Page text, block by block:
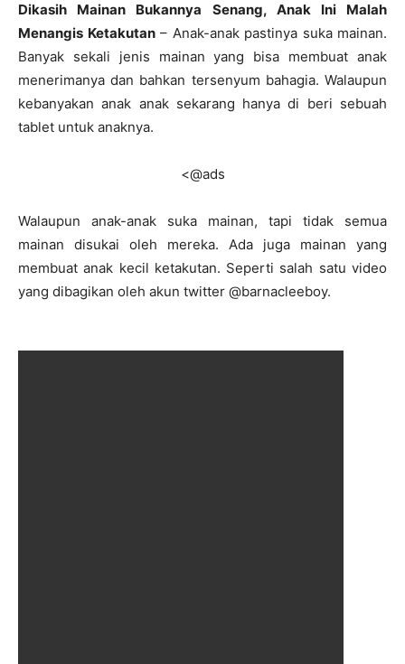
Dikasih Mainan Bukannya Senang, Anak Ini Malah
Menangis Ketakutan– Anak-anak pastinya suka mainan.
Banyak sekali jenis mainan yang bisa membuat anak
menerimanya dan bahkan tersenyum bahagia. Walaupun
kebanyakan anak anak sekarang hanya di beri sebuah
tablet untuk anaknya.
<@ads
Walaupun anak-anak suka mainan, tapi tidak semua
mainan disukai oleh mereka. Ada juga mainan yang
membuat anak kecil ketakutan. Seperti salah satu video
yang dibagikan oleh akun twitter @barnacleeboy.